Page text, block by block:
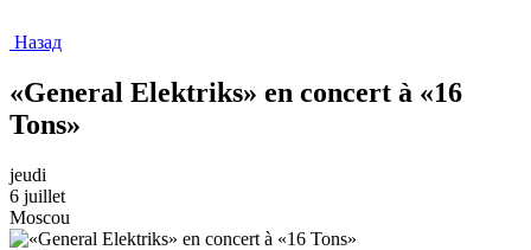
Назад
«General Elektriks» en concert à «16
Tons»
jeudi
6 juillet
Moscou